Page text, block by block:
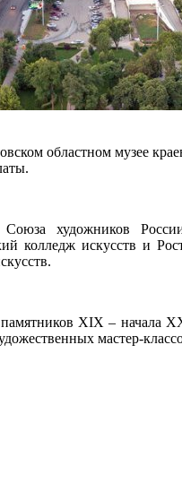
областном музее
художников
колледж искусств и
XIX – начала
мастер-